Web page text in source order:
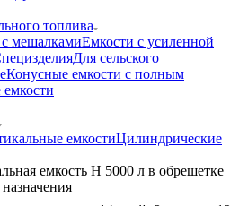
топлива
мешалкамиЕмкости с усиленной
Для сельского
Конусные емкости с полным
емкостиЦилиндрические
емкость H 5000 л в обрешетке